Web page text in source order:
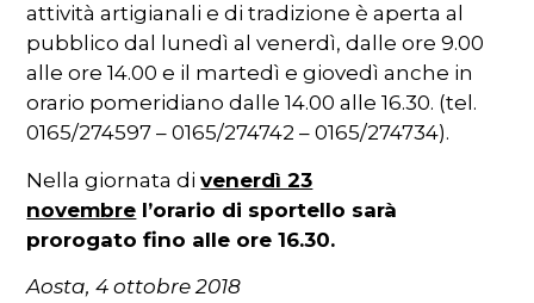
attività artigianali e di tradizione è aperta al
pubblico dal lunedì al venerdì, dalle ore 9.00
alle ore 14.00 e il martedì e giovedì anche in
orario pomeridiano dalle 14.00 alle 16.30. (tel.
0165/274597 – 0165/274742 – 0165/274734).
Nella giornata divenerdì 23
novembre l’orario di sportello sarà
prorogato fino alle ore 16.30.
Aosta, 4 ottobre 2018